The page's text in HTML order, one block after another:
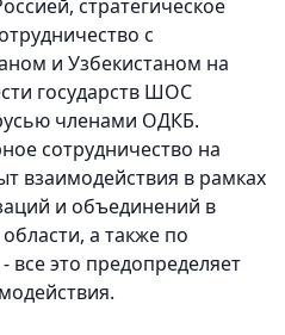
стратегическое
с
и Узбекистаном на
государств ШОС
членами ОДКБ.
сотрудничество на
взаимодействия в рамках
и объединений в
а также по
все это предопределяет